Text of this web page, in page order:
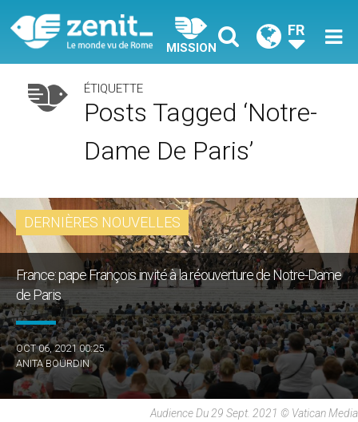
MISSION
FR
ÉTIQUETTE
Posts Tagged ‘Notre-
Dame De Paris’
DERNIÈRES NOUVELLES
France: pape François invité à la réouverture de Notre-Dame
de Paris
OCT 06, 2021 00:25
ANITA BOURDIN
Audience Du 29 Sept. 2021 © Vatican Media